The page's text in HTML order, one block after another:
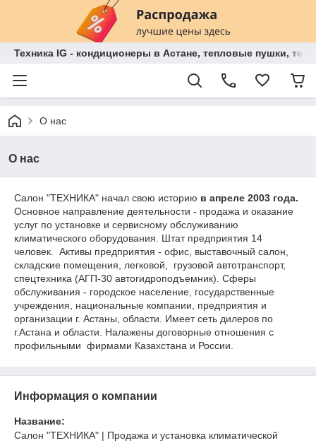
Техника IG - кондиционеры в Астане, тепловые пушки,
О нас
О нас
Салон "ТЕХНИКА" начал свою историю в апреле 2003 года.
Основное направление деятельности - продажа и оказание
услуг по установке и сервисному обслуживанию
климатического оборудования. Штат предприятия 14
человек. Активы предприятия - офис, выставочный салон,
складские помещения, легковой, грузовой автотранспорт,
спецтехника (АГП-30 автогидроподъемник). Сферы
обслуживания - городское население, государственные
учреждения, национальные компании, предприятия и
организации г. Астаны, области. Имеет сеть дилеров по
г.Астана и области. Налажены договорные отношения с
профильными фирмами Казахстана и России.
Информация о компании
Название:
Салон "ТЕХНИКА" | Продажа и установка климатической